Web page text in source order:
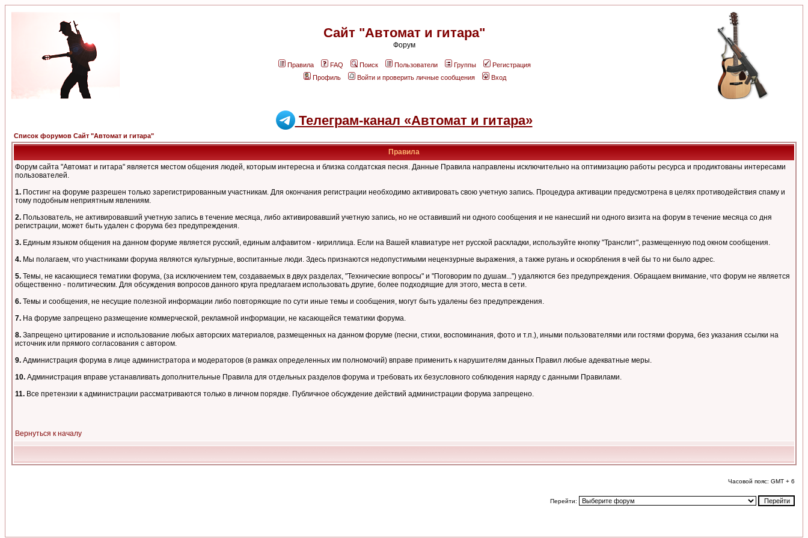
Сайт "Автомат и гитара"
Форум
Правила FAQ Поиск Пользователи Группы
Регистрация
Профиль
Войти и проверить личные сообщения Вход
Телеграм-канал «Автомат и гитара»
Список форумов Сайт "Автомат и гитара"
Правила
Форум сайта "Автомат и гитара" является местом общения людей, которым интересна и близка солдатская песня. Данные Правила направлены исключительно на оптимизацию работы ресурса и продиктованы интересами
пользователей.
1. Постинг на форуме разрешен только зарегистрированным участникам. Для окончания регистрации необходимо активировать свою учетную запись. Процедура активации предусмотрена в целях противодействия спаму и
тому подобным неприятным явлениям.
2. Пользователь, не активировавший учетную запись в течение месяца, либо активировавший учетную запись, но не оставивший ни одного сообщения и не нанесший ни одного визита на форум в течение месяца со дня
регистрации, может быть удален с форума без предупреждения.
3. Единым языком общения на данном форуме является русский, единым алфавитом - кириллица. Если на Вашей клавиатуре нет русской раскладки, используйте кнопку "Транслит", размещенную под окном сообщения.
4. Мы полагаем, что участниками форума являются культурные, воспитанные люди. Здесь признаются недопустимыми нецензурные выражения, а также ругань и оскорбления в чей бы то ни было адрес.
5. Темы, не касающиеся тематики форума, (за исключением тем, создаваемых в двух разделах, "Технические вопросы" и "Поговорим по душам...") удаляются без предупреждения. Обращаем внимание, что форум не является
общественно - политическим. Для обсуждения вопросов данного круга предлагаем использовать другие, более подходящие для этого, места в сети.
6. Темы и сообщения, не несущие полезной информации либо повторяющие по сути иные темы и сообщения, могут быть удалены без предупреждения.
7. На форуме запрещено размещение коммерческой, рекламной информации, не касающейся тематики форума.
8. Запрещено цитирование и использование любых авторских материалов, размещенных на данном форуме (песни, стихи, воспоминания, фото и т.п.), иными пользователями или гостями форума, без указания ссылки на
источник или прямого согласования с автором.
9. Администрация форума в лице администратора и модераторов (в рамках определенных им полномочий) вправе применить к нарушителям данных Правил любые адекватные меры.
10. Администрация вправе устанавливать дополнительные Правила для отдельных разделов форума и требовать их безусловного соблюдения наряду с данными Правилами.
11. Все претензии к администрации рассматриваются только в личном порядке. Публичное обсуждение действий администрации форума запрещено.
Вернуться к началу
Часовой пояс: GMT + 6
Перейти: